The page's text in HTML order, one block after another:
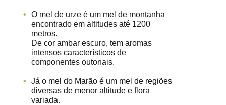
O mel de urze é um mel de montanha
encontrado em altitudes até 1200
metros.
De cor ambar escuro, tem aromas
intensos característicos de
componentes outonais.
Já o mel do Marão é um mel de regiões
diversas de menor altitude e flora
variada.